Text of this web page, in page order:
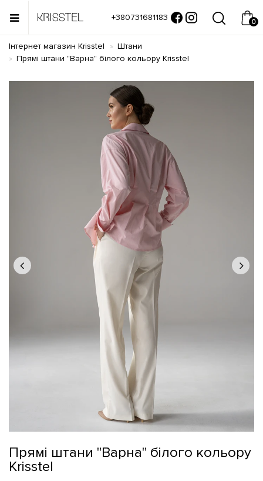
+380731681183 0
Інтернет магазин Krisstel
Штани
Прямі штани "Варна" білого кольору Krisstel
Прямі штани "Варна" білого кольору
Krisstel